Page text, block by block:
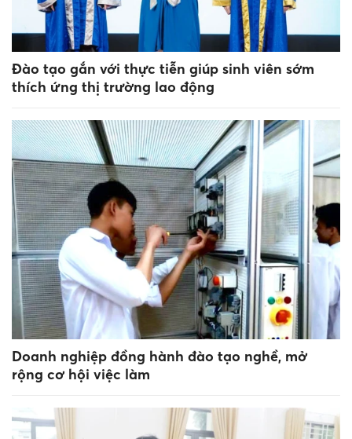
Đào tạo gắn với thực tiễn giúp sinh viên sớm
thích ứng thị trường lao động
Doanh nghiệp đồng hành đào tạo nghề, mở
rộng cơ hội việc làm